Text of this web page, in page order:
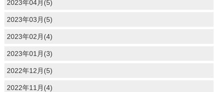
2023年04月(5)
2023年03月(5)
2023年02月(4)
2023年01月(3)
2022年12月(5)
2022年11月(4)